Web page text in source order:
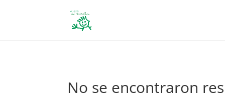
No se encontraron